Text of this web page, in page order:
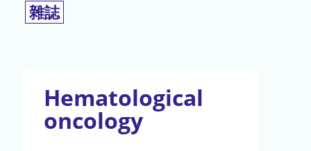
雜誌
Hematological
oncology